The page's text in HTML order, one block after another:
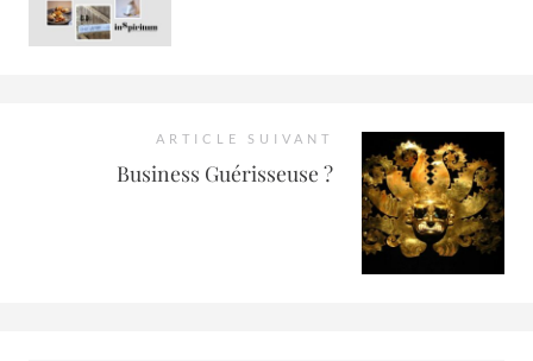
ARTICLE SUIVANT
Business Guérisseuse ?